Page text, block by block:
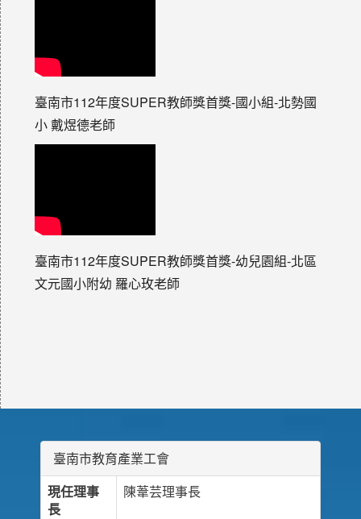
臺南市112年度SUPER教師獎首獎-國小組-北勢國
小 戴煜德老師
臺南市112年度SUPER教師獎首獎-幼兒園組-北區
文元國小附幼 羅心玫老師
臺南市教育產業工會
現任理事
長
陳葦芸理事長